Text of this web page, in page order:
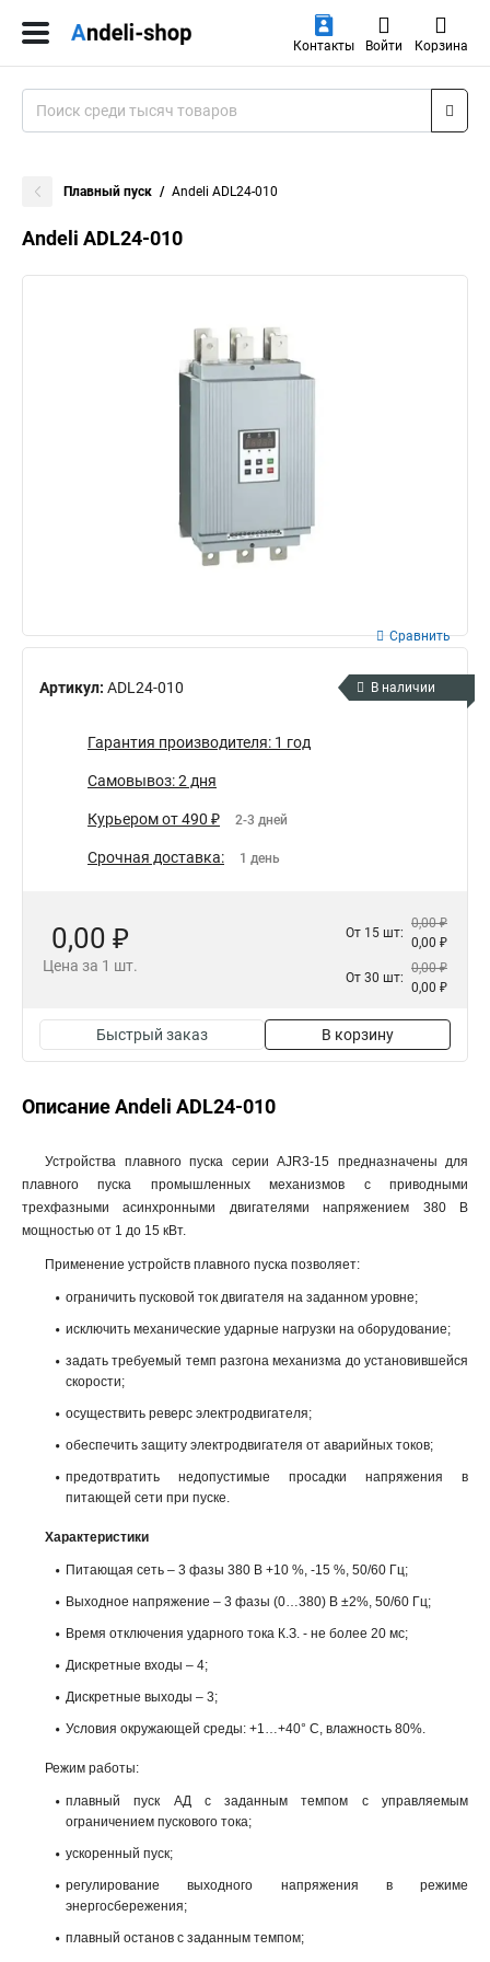
Контакты Войти Корзина
Плавный пуск Andeli ADL24-010
Andeli ADL24-010
Артикул: ADL24-010
Сравнить
В наличии
Гарантия производителя: 1 год
Самовывоз: 2 дня
Курьером от 490 ₽ 2-3 дней
Срочная доставка: 1 день
0,00 ₽
Цена за 1 шт.
От 15 шт:
0,00 ₽
0,00 ₽
От 30 шт:
0,00 ₽
0,00 ₽
Быстрый заказ В корзину
Описание Andeli ADL24-010
Устройства плавного пуска серии AJR3-15 предназначены для
плавного пуска промышленных механизмов с приводными
трехфазными асинхронными двигателями напряжением 380 В
мощностью от 1 до 15 кВт.
Применение устройств плавного пуска позволяет:
ограничить пусковой ток двигателя на заданном уровне;
исключить механические ударные нагрузки на оборудование;
задать требуемый темп разгона механизма до установившейся
скорости;
осуществить реверс электродвигателя;
обеспечить защиту электродвигателя от аварийных токов;
предотвратить недопустимые просадки напряжения в
питающей сети при пуске.
Характеристики
Питающая сеть – 3 фазы 380 В +10 %, -15 %, 50/60 Гц;
Выходное напряжение – 3 фазы (0…380) В ±2%, 50/60 Гц;
Время отключения ударного тока К.З. - не более 20 мс;
Дискретные входы – 4;
Дискретные выходы – 3;
Условия окружающей среды: +1…+40° С, влажность 80%.
Режим работы:
плавный пуск АД с заданным темпом с управляемым
ограничением пускового тока;
ускоренный пуск;
регулирование выходного напряжения в режиме
энергосбережения;
плавный останов с заданным темпом;